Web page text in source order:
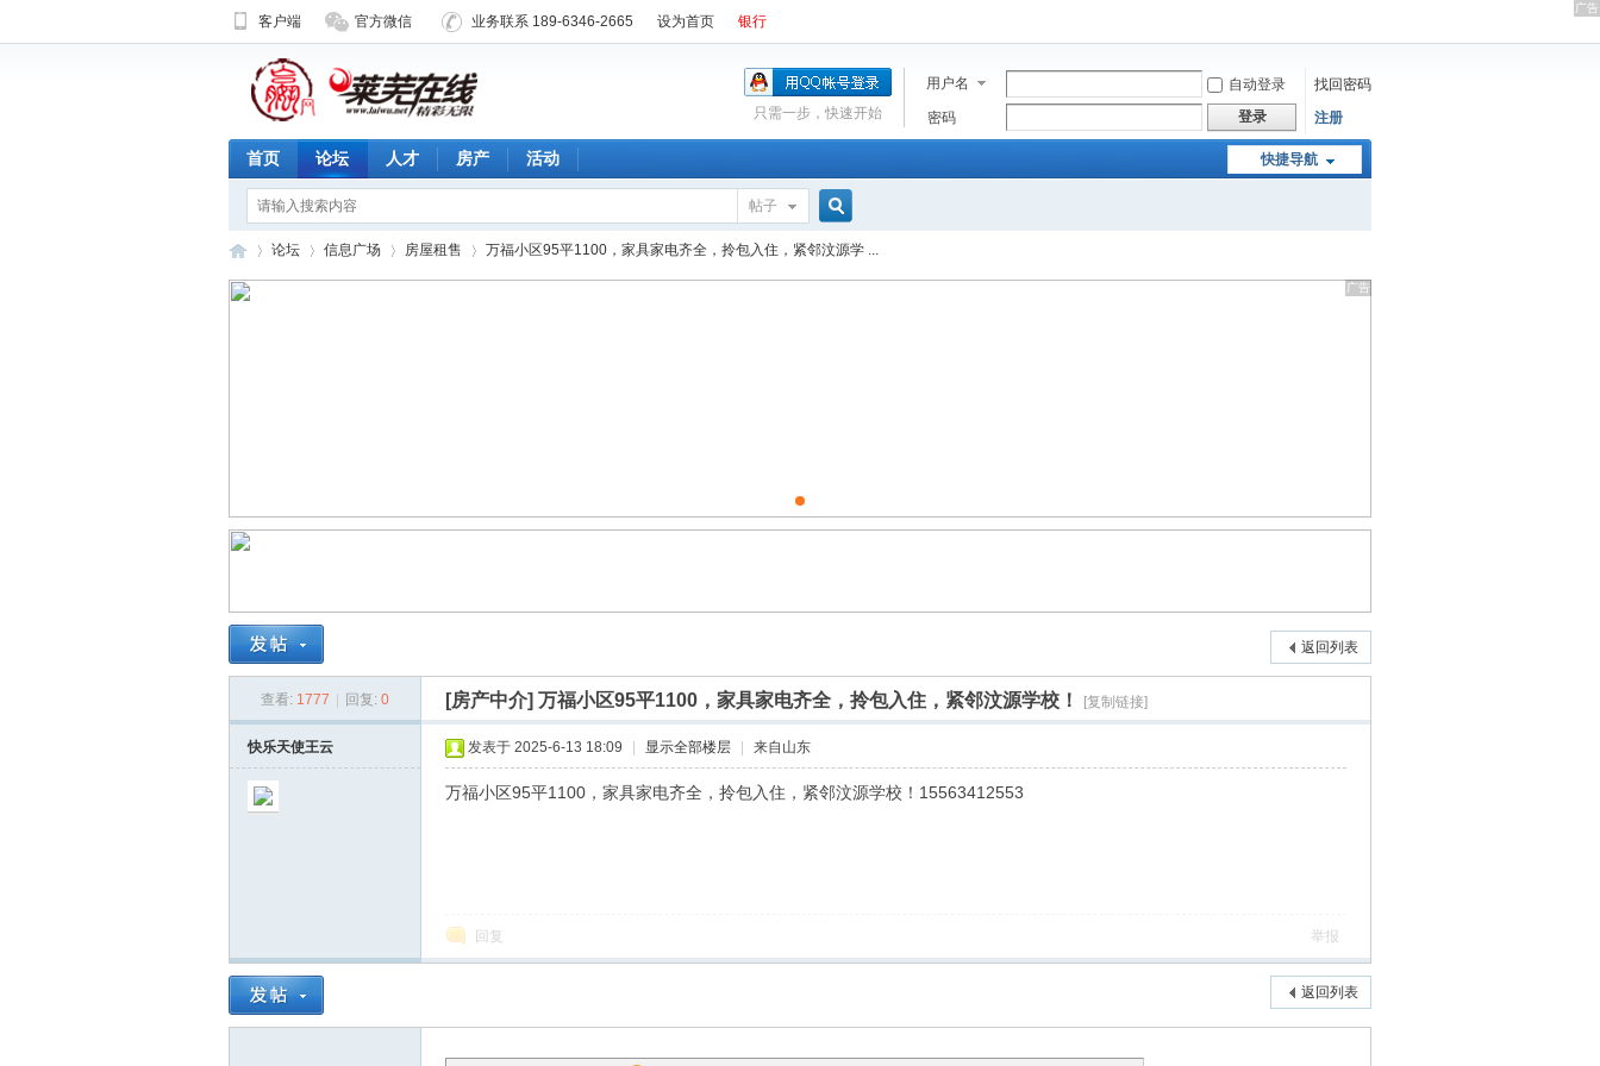
客户端 官方微信 业务联系 189-6346-2665 设为首页 银行
用户名 自动登录
找回密码
密码
登录 注册
只需一步，快速开始
快捷导航
首页 论坛 人才 房产 活动
帖子
搜
论坛 信息广场 房屋租售 万福小区95平1100，家具家电齐全，拎包入住，紧邻汶源学 ...
返回列表
查看: 1777 回复: 0 [房产中介] 万福小区95平1100，家具家电齐全，拎包入住，紧邻汶源学校！ [复制链接]
快乐天使王云 发表于 2025-6-13 18:09 显示全部楼层 来自山东
万福小区95平1100，家具家电齐全，拎包入住，紧邻汶源学校！15563412553
回复 举报
返回列表